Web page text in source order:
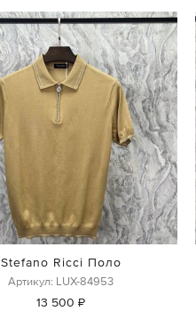
Stefano Ricci Поло
Артикул: LUX-84953
13 500 ₽